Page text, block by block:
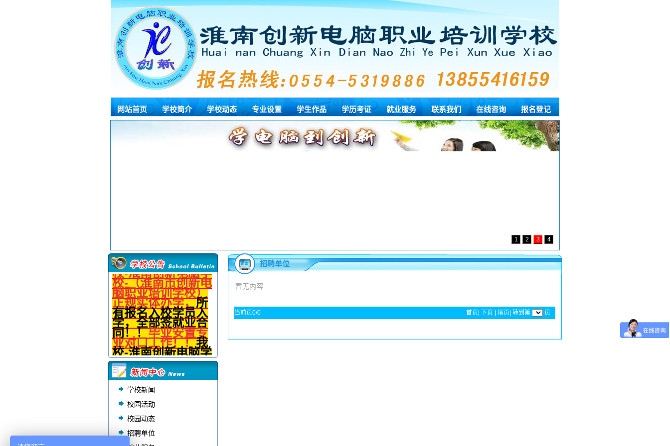
网站首页 学校简介 学校动态 专业设置 学生作品 学历考证 就业服务 联系我们 在线咨询 报名登记
1 2 3 4
郑重声明
敬告广大学员：我
校-淮南创新电脑学
校-（淮南市创新电
脑职业培训学校）
正规实体办学，所
有报名入校学员入
学，全部签就业合
同！！毕业安置专
业对口工作！！我
校-淮南创新电脑学
校仅此一家别无分
（部）校！仅记：
我校入学签就业合
同！请仔细辨别！
如报名“入学不签就
业合同”属于山寨假
冒！所产生
损失法律责任及其
它法律后果全与本
学校新闻
校园活动
校园动态
招聘单位
招聘单位
暂无内容
当前页0/0 首页 下页 尾页 | 转到第 页